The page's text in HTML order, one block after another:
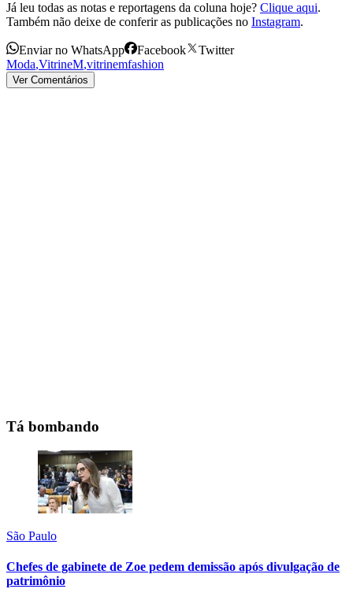
Já leu todas as notas e reportagens da coluna hoje? Clique aqui.
Também não deixe de conferir as publicações no Instagram.
Enviar no WhatsApp Facebook
Twitter
Moda,VitrineM,vitrinemfashion
Ver Comentários
Tá bombando
São Paulo
Chefes de gabinete de Zoe pedem demissão após divulgação de
patrimônio